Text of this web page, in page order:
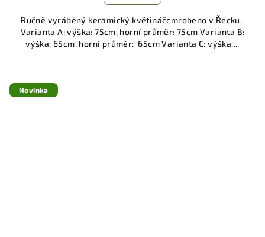
Ručně vyráběný keramický květináčcmrobeno v Řecku.
Varianta A: výška: 75cm, horní průměr: 75cm Varianta B:
výška: 65cm, horní průměr: 65cm Varianta C: výška:...
Novinka